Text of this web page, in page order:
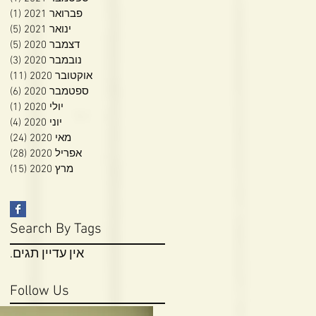
פברואר 2021
(1)
ינואר 2021
(5)
דצמבר 2020
(5)
נובמבר 2020
(3)
אוקטובר 2020
(11)
ספטמבר 2020
(6)
יולי 2020
(1)
יוני 2020
(4)
מאי 2020
(24)
אפריל 2020
(28)
מרץ 2020
(15)
Search By Tags
אין עדיין תגים.
Follow Us